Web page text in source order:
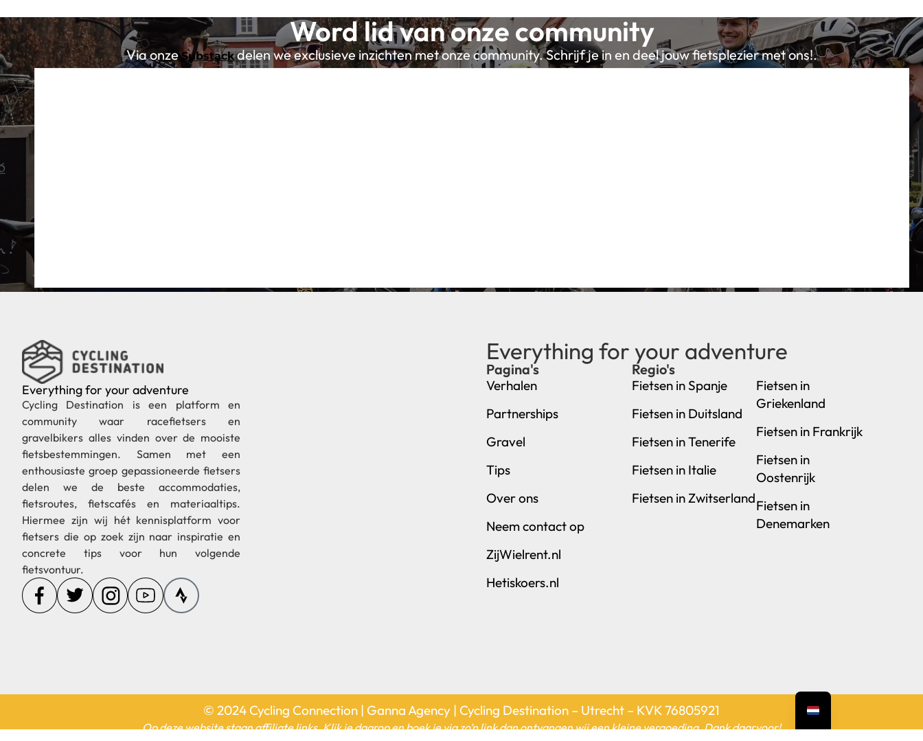
Word lid van onze community
Via onzeSubstackdelen we exclusieve inzichten met onze community. Schrijf je in en deel jouw fietsplezier met ons!.
Everything for your adventure
Cycling Destination is een platform en
community waar racefietsers en
gravelbikers alles vinden over de mooiste
fietsbestemmingen. Samen met een
enthousiaste groep gepassioneerde fietsers
delen we de beste accommodaties,
fietsroutes, fietscafés en materiaaltips.
Hiermee zijn wij hét kennisplatform voor
fietsers die op zoek zijn naar inspiratie en
concrete tips voor hun volgende
fietsvontuur.
Everything for your adventure
Pagina's
Verhalen
Partnerships
Gravel
Tips
Over ons
Neem contact op
ZijWielrent.nl
Hetiskoers.nl
Regio's
Fietsen in Spanje
Fietsen in Duitsland
Fietsen in Tenerife
Fietsen in Italie
Fietsen in Zwitserland
Fietsen in
Griekenland
Fietsen in Frankrijk
Fietsen in
Oostenrijk
Fietsen in
Denemarken
© 2024 Cycling Connection | Ganna Agency | Cycling Destination – Utrecht – KVK 76805921
Op deze website staan affiliate links. Klik je daarop en boek je via zo’n link dan ontvangen wij een kleine vergoeding. Dank daarvoor!